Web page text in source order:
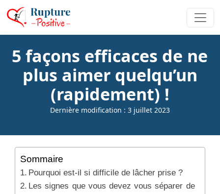
5 façons efficaces de ne
plus aimer quelqu’un
(rapidement) !
Dernière modification : 3 juillet 2023
Sommaire
Pourquoi est-il si difficile de lâcher prise ?
Les signes que vous devez vous séparer de